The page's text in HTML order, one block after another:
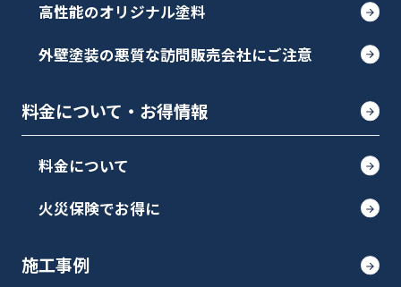
高性能のオリジナル塗料
外壁塗装の悪質な訪問販売会社にご注意
料金について・お得情報
料金について
火災保険でお得に
施工事例